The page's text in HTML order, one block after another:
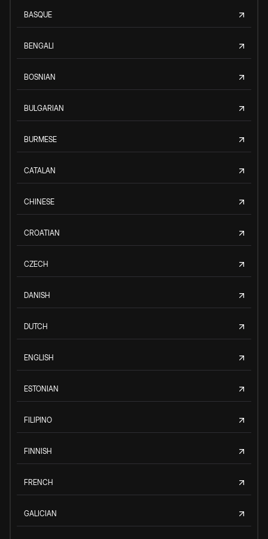
BASQUE
BENGALI
BOSNIAN
BULGARIAN
BURMESE
CATALAN
CHINESE
CROATIAN
CZECH
DANISH
DUTCH
ENGLISH
ESTONIAN
FILIPINO
FINNISH
FRENCH
GALICIAN